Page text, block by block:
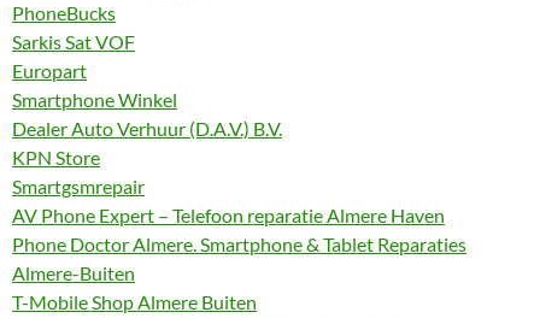
PhoneBucks
Sarkis Sat VOF
Europart
Smartphone Winkel
Dealer Auto Verhuur (D.A.V.) B.V.
KPN Store
Smartgsmrepair
AV Phone Expert – Telefoon reparatie Almere Haven
Phone Doctor Almere. Smartphone & Tablet Reparaties
Almere-Buiten
T-Mobile Shop Almere Buiten